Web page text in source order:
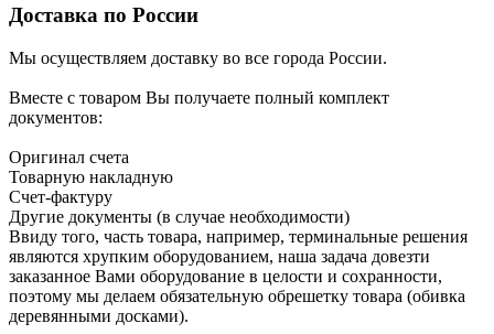
Доставка по России
Мы осуществляем доставку во все города России.
Вместе с товаром Вы получаете полный комплект
документов:
Оригинал счета
Товарную накладную
Счет-фактуру
Другие документы (в случае необходимости)
Ввиду того, часть товара, например, терминальные решения
являются хрупким оборудованием, наша задача довезти
заказанное Вами оборудование в целости и сохранности,
поэтому мы делаем обязательную обрешетку товара (обивка
деревянными досками).